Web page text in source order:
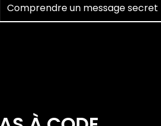
Comprendre un message secret